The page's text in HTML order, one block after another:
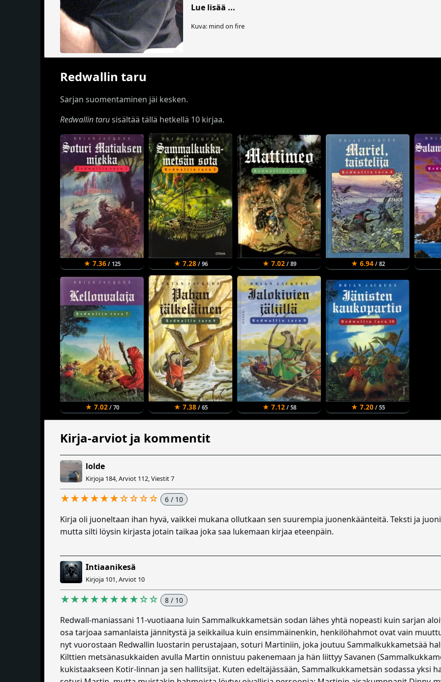
Lue lisää ...
Kuva: mind on fire
Redwallin taru
Sarjan suomentaminen jäi kesken.
Redwallin tarusisältää tällä hetkellä 10 kirjaa.
★ 7.36/ 125 ★ 7.28/ 96 ★ 7.02/ 89 ★ 6.94/ 82
★ 7.02/ 70 ★ 7.38/ 65 ★ 7.12/ 58 ★ 7.20/ 55
Kirja-arviot ja kommentit
lolde
Kirjoja 184, Arviot 112, Viestit 7
★★★★★★☆☆☆☆ 6 / 10
Kirja oli juoneltaan ihan hyvä, vaikkei mukana ollutkaan sen suurempia juonenkäänteitä. Teksti ja
mutta silti löysin kirjasta jotain taikaa joka saa lukemaan kirjaa eteenpäin.
Intiaanikesä
Kirjoja 101, Arviot 10
★★★★★★★★☆☆ 8 / 10
Redwall-maniassani 11-vuotiaana luin Sammalkukkametsän sodan lähes yhtä nopeasti kuin sarjan
osa tarjoaa samanlaista jännitystä ja seikkailua kuin ensimmäinenkin, henkilöhahmot ovat vain
nyt vuorostaan Redwallin luostarin perustajaan, soturi Martiniin, joka joutuu Sammalkukkametsää
Kilttien metsänasukkaiden avulla Martin onnistuu pakenemaan ja hän liittyy Savanen
kukistaakseen Kotir-linnan ja sen hallitsijat. Kuten edeltäjässään, Sammalkukkametsän sodassa yksi